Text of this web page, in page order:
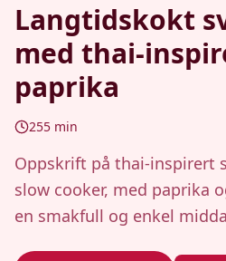
Langtidskokt
med thai-
paprika
255 min
Oppskrift på thai-inspirert
slow cooker, med paprika
en smakfull og enkel